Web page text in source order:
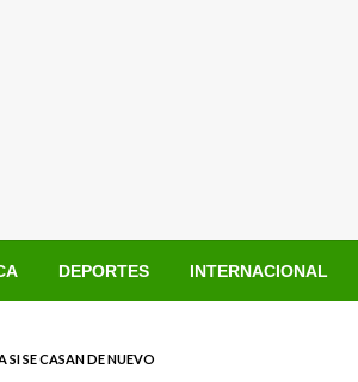
DEPORTES INTERNACIONAL
SI SE CASAN DE NUEVO